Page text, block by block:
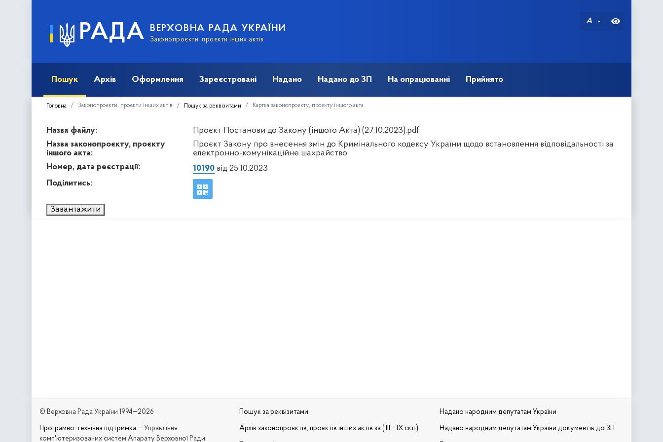
РАДА ВЕРХОВНА РАДА УКРАЇНИ
Законопроєкти, проєкти інших актів
A
Пошук Архів Оформлення Зареєстровані Надано Надано до ЗП На опрацюванні Прийнято
Головна Законопроєкти, проєкти інших актів Пошук за реквізитами Картка законопроєкту, проєкту іншого акта
Назва файлу:
Проєкт Постанови до Закону (іншого Акта) (27.10.2023).pdf
Назва законопроєкту, проєкту
іншого акта:
Проєкт Закону про внесення змін до Кримінального кодексу України щодо встановлення відповідальності за
електронно-комунікаційне шахрайство
Номер, дата реєстрації:
10190від 25.10.2023
Поділитись:
Завантажити
© Верховна Рада України 1994—2026
Програмно-технічна підтримка — Управління
комп'ютеризованих систем Апарату Верховної Ради
Пошук за реквізитами
Архів законопроєктів, проєктів інших актів за ( III – IX скл.)
Надано народним депутатам України
Надано народним депутатам України документів до ЗП